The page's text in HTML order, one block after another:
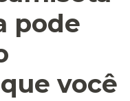
pode
você